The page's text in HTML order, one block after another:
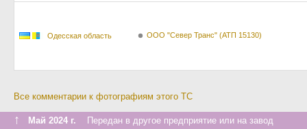
Одесская область ООО "Север Транс" (АТП 15130)
Все комментарии к фотографиям этого ТС
↑ Май 2024 г. Передан в другое предприятие или на завод